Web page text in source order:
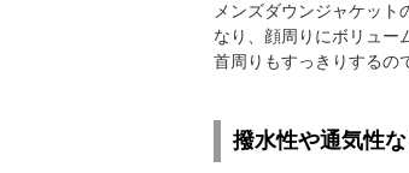
メンズダウンジャケット
なり、顔周りにボリュー
首周りもすっきりするの
撥水性や通気性